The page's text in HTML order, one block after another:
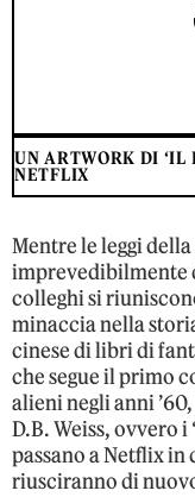
UN ARTWORK DI ‘IL
NETFLIX
Mentre le leggi
imprevedibilmente
colleghi si
minaccia nella
cinese di libri di
che segue il primo
alieni negli anni
D.B. Weiss, ovvero i
passano a Netflix
riusciranno di